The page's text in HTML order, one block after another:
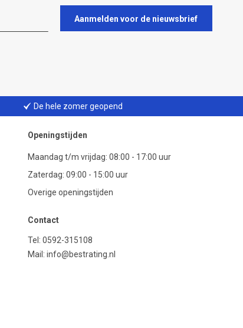
Aanmelden voor de nieuwsbrief
De hele zomer geopend
Openingstijden
Maandag t/m vrijdag: 08:00 - 17:00 uur
Zaterdag: 09:00 - 15:00 uur
Overige openingstijden
Contact
Tel: 0592-315108
Mail: info@bestrating.nl